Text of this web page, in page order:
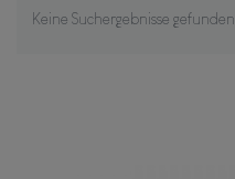
Keine Suchergebnisse gefunden.